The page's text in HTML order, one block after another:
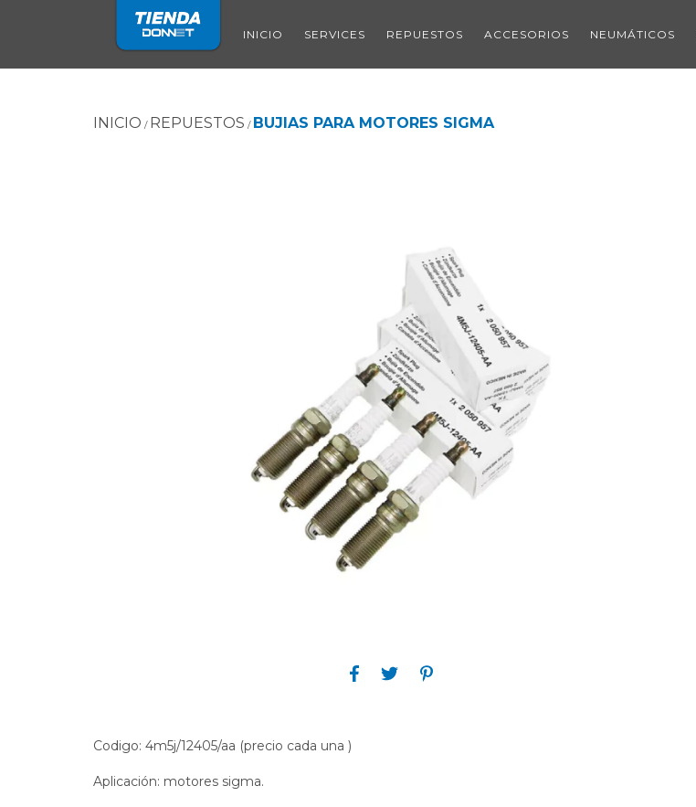
INICIO SERVICES REPUESTOS ACCESORIOS NEUMÁTICOS
INICIO / REPUESTOS / BUJIAS PARA MOTORES SIGMA
Codigo: 4m5j/12405/aa (precio cada una )
Aplicación: motores sigma.